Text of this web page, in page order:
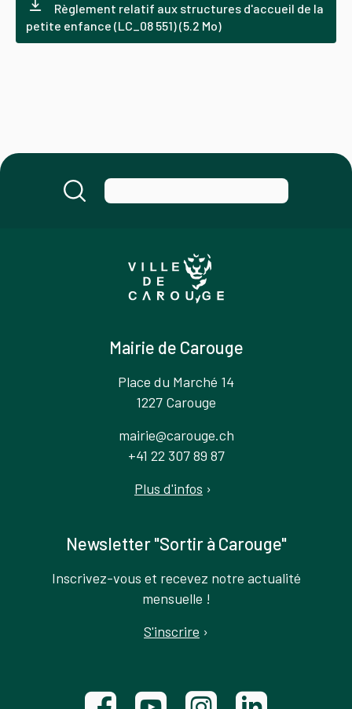
Règlement relatif aux structures d'accueil de la
petite enfance (LC_08 551) (5.2 Mo)
Mairie de Carouge
Place du Marché 14
1227 Carouge
mairie@carouge.ch
+41 22 307 89 87
Plus d'infos ›
Newsletter "Sortir à Carouge"
Inscrivez-vous et recevez notre actualité
mensuelle !
S'inscrire ›